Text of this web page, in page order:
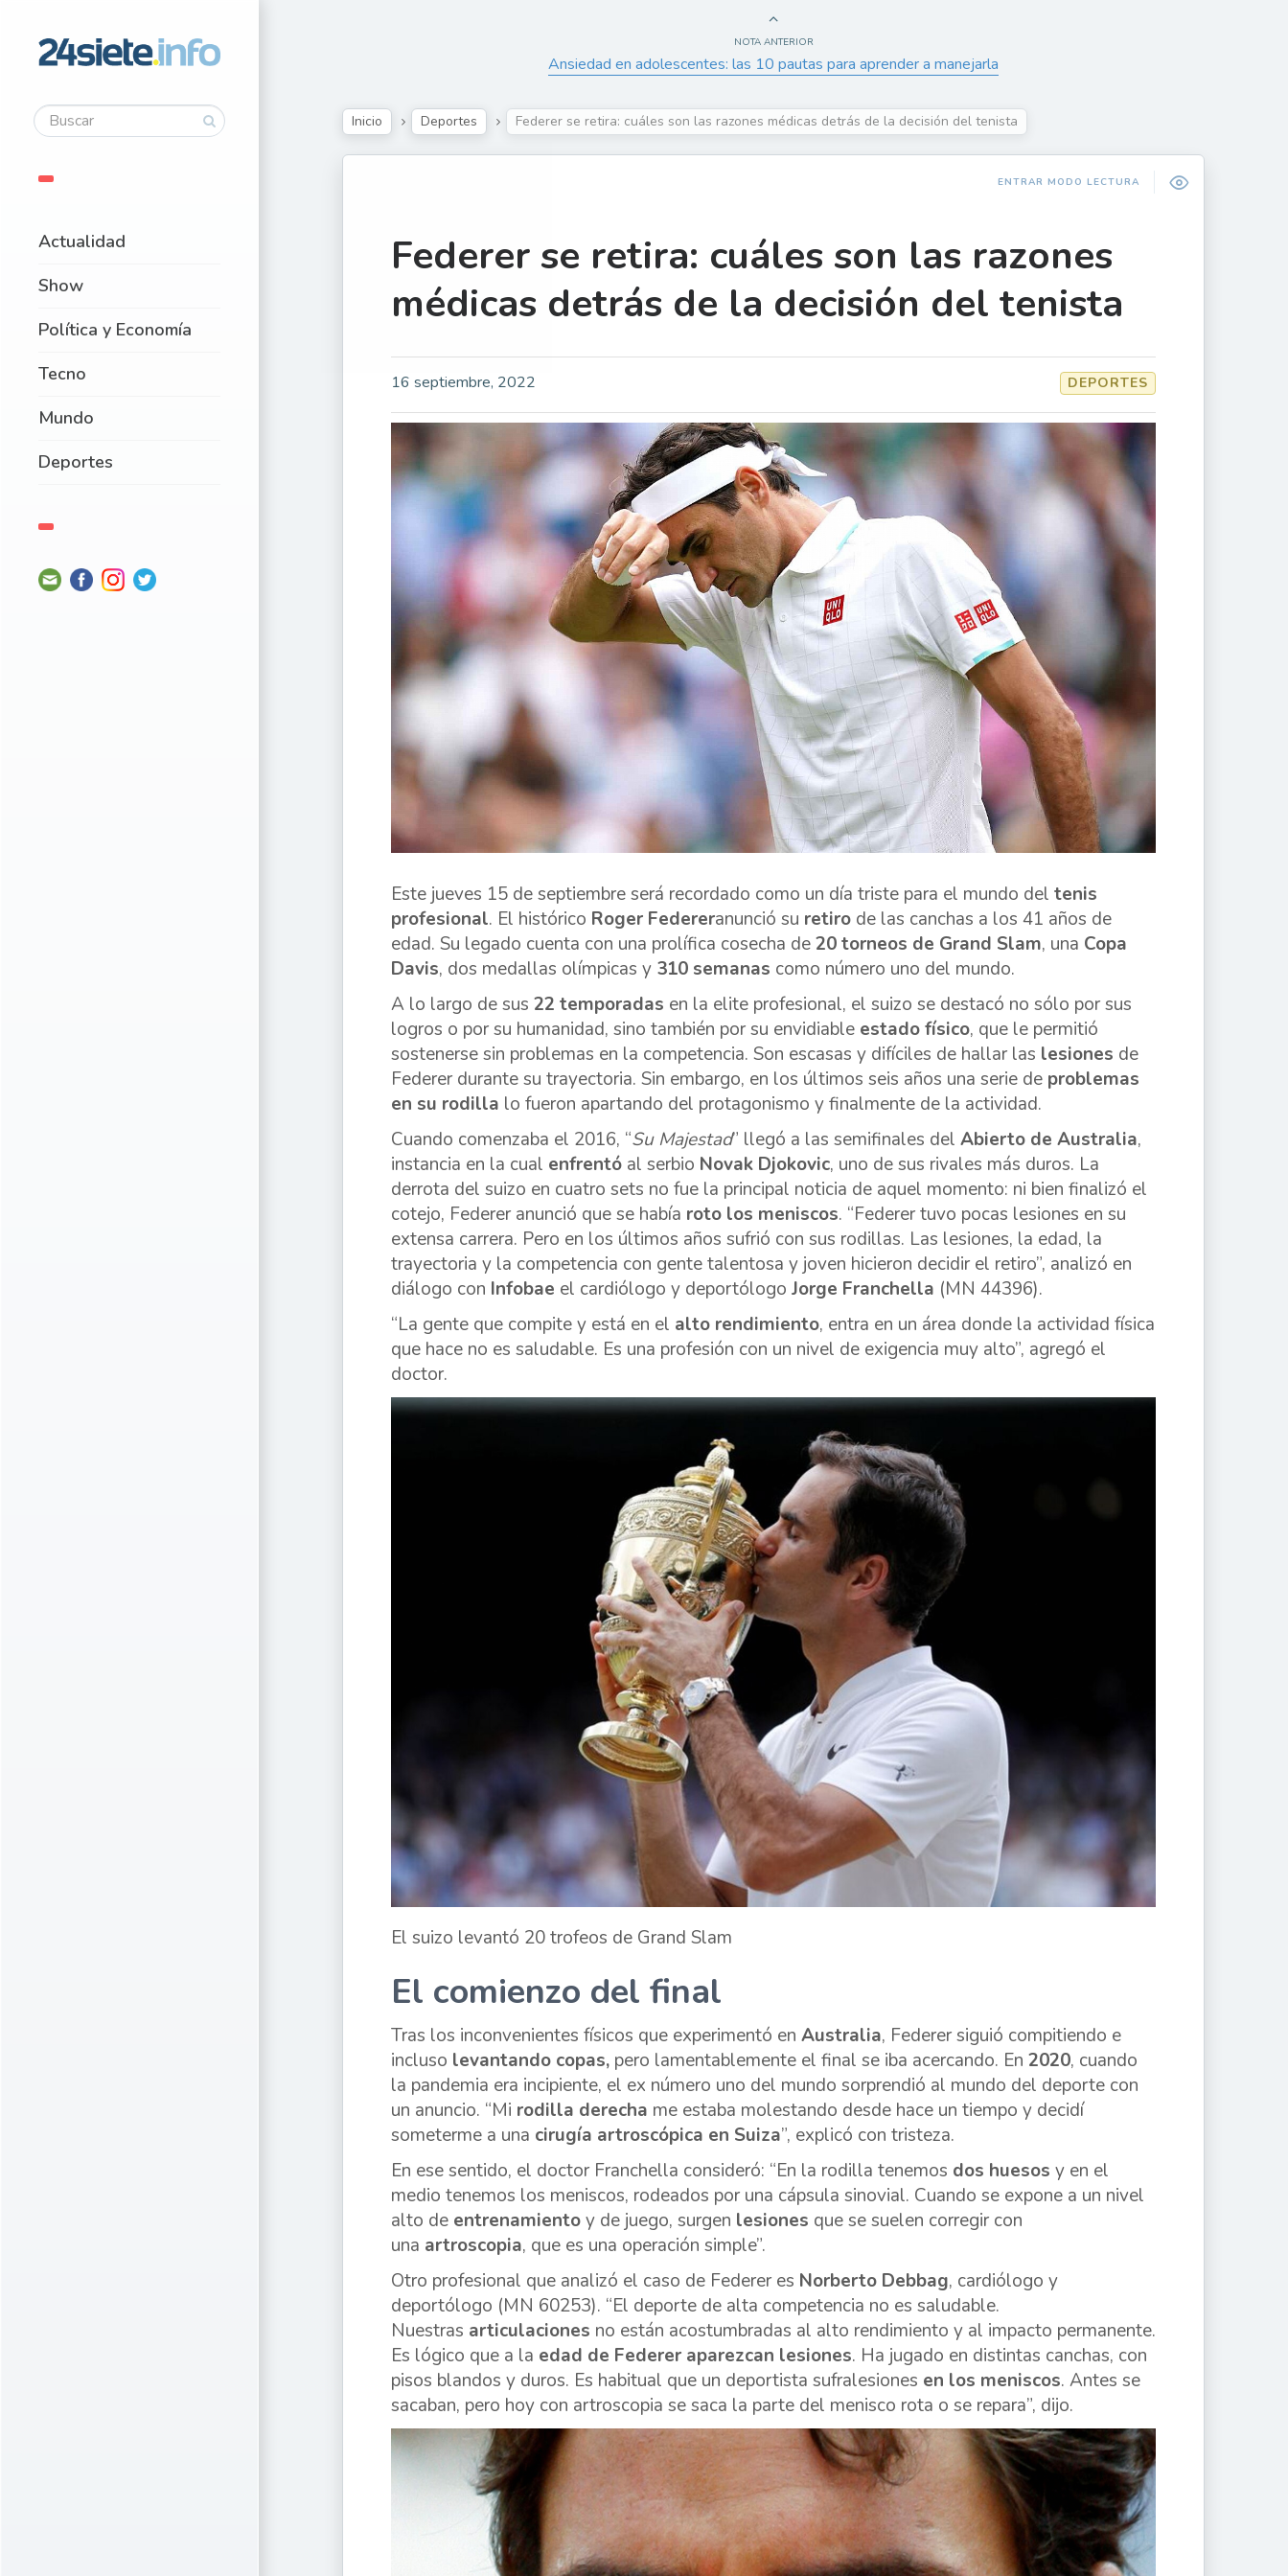
Actualidad
Show
Política y Economía
Tecno
Mundo
Deportes
NOTA ANTERIOR
Ansiedad en adolescentes: las 10 pautas para aprender a manejarla
Inicio Deportes Federer se retira: cuáles son las razones médicas detrás de la decisión del tenista
ENTRAR MODO LECTURA
Federer se retira: cuáles son las razones
médicas detrás de la decisión del tenista
16 septiembre, 2022 DEPORTES
Este jueves 15 de septiembre será recordado como un día triste para el mundo del tenis
profesional. El histórico Roger Federeranunció su retiro de las canchas a los 41 años de
edad. Su legado cuenta con una prolífica cosecha de20 torneos de Grand Slam, una Copa
Davis, dos medallas olímpicas y 310 semanas como número uno del mundo.
A lo largo de sus 22 temporadas en la elite profesional, el suizo se destacó no sólo por sus
logros o por su humanidad, sino también por su envidiable estado físico, que le permitió
sostenerse sin problemas en la competencia. Son escasas y difíciles de hallar las lesiones de
Federer durante su trayectoria. Sin embargo, en los últimos seis años una serie de problemas
en su rodilla lo fueron apartando del protagonismo y finalmente de la actividad.
Cuando comenzaba el 2016, “Su Majestad” llegó a las semifinales del Abierto de Australia,
instancia en la cual enfrentó al serbio Novak Djokovic, uno de sus rivales más duros. La
derrota del suizo en cuatro sets no fue la principal noticia de aquel momento: ni bien finalizó el
cotejo, Federer anunció que se había roto los meniscos. “Federer tuvo pocas lesiones en su
extensa carrera. Pero en los últimos años sufrió con sus rodillas. Las lesiones, la edad, la
trayectoria y la competencia con gente talentosa y joven hicieron decidir el retiro”, analizó en
diálogo con Infobae el cardiólogo y deportólogo Jorge Franchella (MN 44396).
“La gente que compite y está en el alto rendimiento, entra en un área donde la actividad física
que hace no es saludable. Es una profesión con un nivel de exigencia muy alto”, agregó el
doctor.
El suizo levantó 20 trofeos de Grand Slam
El comienzo del final
Tras los inconvenientes físicos que experimentó en Australia, Federer siguió compitiendo e
incluso levantando copas, pero lamentablemente el final se iba acercando. En 2020, cuando
la pandemia era incipiente, el ex número uno del mundo sorprendió al mundo del deporte con
un anuncio. “Mi rodilla derecha me estaba molestando desde hace un tiempo y decidí
someterme a una cirugía artroscópica en Suiza”, explicó con tristeza.
En ese sentido, el doctor Franchella consideró: “En la rodilla tenemos dos huesos y en el
medio tenemos los meniscos, rodeados por una cápsula sinovial. Cuando se expone a un nivel
alto de entrenamientoy de juego, surgen lesiones que se suelen corregir con
una artroscopia, que es una operación simple”.
Otro profesional que analizó el caso de Federer es Norberto Debbag, cardiólogo y
deportólogo (MN 60253). “El deporte de alta competencia no es saludable.
Nuestras articulaciones no están acostumbradas al alto rendimiento y al impacto permanente.
Es lógico que a la edad de Federer aparezcan lesiones. Ha jugado en distintas canchas, con
pisos blandos y duros. Es habitual que un deportista sufralesiones en los meniscos. Antes se
sacaban, pero hoy con artroscopia se saca la parte del menisco rota o se repara”, dijo.